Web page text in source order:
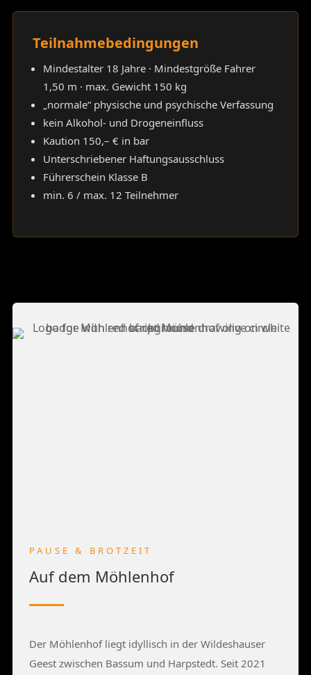
Teilnahmebedingungen
Mindestalter 18 Jahre · Mindestgröße Fahrer
1,50 m · max. Gewicht 150 kg
„normale“ physische und psychische Verfassung
kein Alkohol- und Drogeneinfluss
Kaution 150,– € in bar
Unterschriebener Haftungsausschluss
Führerschein Klasse B
min. 6 / max. 12 Teilnehmer
PAUSE & BROTZEIT
Auf dem Möhlenhof
Der Möhlenhof liegt idyllisch in der Wildeshauser
Geest zwischen Bassum und Harpstedt. Seit 2021